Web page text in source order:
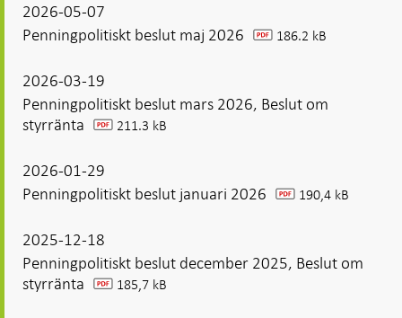
2026-05-07
Penningpolitiskt beslut maj 2026 pdf 186.2 kB
2026-03-19
Penningpolitiskt beslut mars 2026, Beslut om
styrränta pdf 211.3 kB
2026-01-29
Penningpolitiskt beslut januari 2026 pdf 190,4 kB
2025-12-18
Penningpolitiskt beslut december 2025, Beslut om
styrränta pdf 185,7 kB